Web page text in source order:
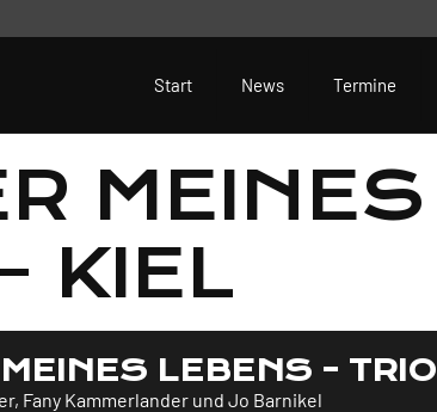
Start News Termine
KIEL
LEBENS -
Fany Kammerlander und Jo Barnikel